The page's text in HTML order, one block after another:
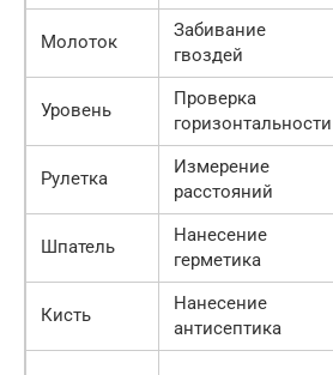
Молоток
Забивание
гвоздей
Уровень
Проверка
горизонтальности
Рулетка
Измерение
расстояний
Шпатель
Нанесение
герметика
Кисть
Нанесение
антисептика